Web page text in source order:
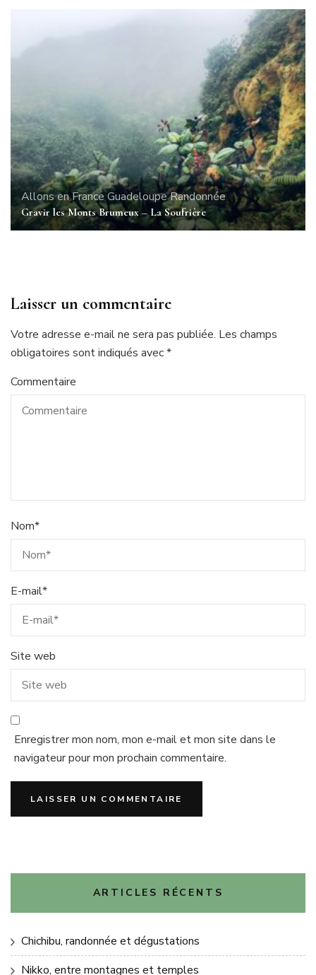
Allons en FranceGuadeloupeRandonnée
Gravir les Monts Brumeux – La Soufrière
Laisser un commentaire
Votre adresse e-mail ne sera pas publiée. Les champs
obligatoires sont indiqués avec*
Commentaire
Nom*
E-mail*
Site web
Enregistrer mon nom, mon e-mail et mon site dans le
navigateur pour mon prochain commentaire.
ARTICLES RÉCENTS
Chichibu, randonnée et dégustations
Nikko, entre montagnes et temples